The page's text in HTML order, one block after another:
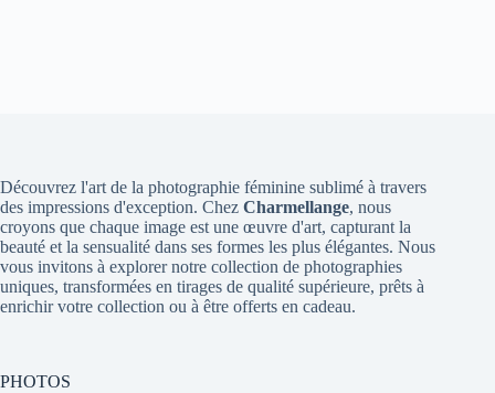
Découvrez l'art de la photographie féminine sublimé à travers
des impressions d'exception. Chez Charmellange, nous
croyons que chaque image est une œuvre d'art, capturant la
beauté et la sensualité dans ses formes les plus élégantes. Nous
vous invitons à explorer notre collection de photographies
uniques, transformées en tirages de qualité supérieure, prêts à
enrichir votre collection ou à être offerts en cadeau.
PHOTOS